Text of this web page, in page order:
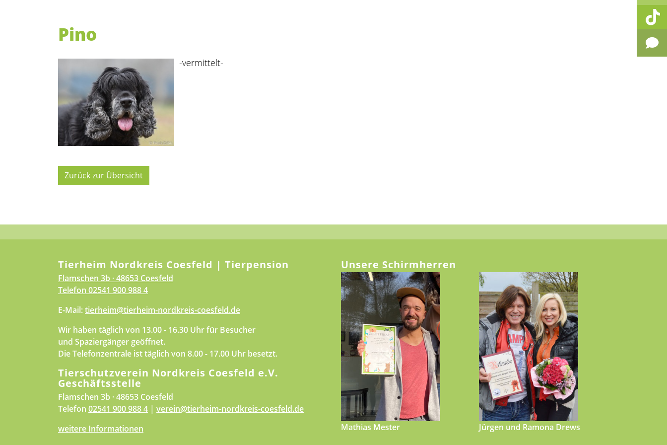
Pino
-vermittelt-
Zurück zur Übersicht
Tierheim Nordkreis Coesfeld | Tierpension
Flamschen 3b · 48653 Coesfeld
Telefon 02541 900 988 4
E-Mail:tierheim@tierheim-nordkreis-coesfeld.de
Wir haben täglich von 13.00 - 16.30 Uhr für Besucher
und Spaziergänger geöffnet.
Die Telefonzentrale ist täglich von 8.00 - 17.00 Uhr besetzt.
Tierschutzverein Nordkreis Coesfeld e.V.
Geschäftsstelle
Flamschen 3b · 48653 Coesfeld
Telefon 02541 900 988 4 | verein@tierheim-nordkreis-coesfeld.de
weitere Informationen
Unsere Schirmherren
Mathias Mester Jürgen und Ramona Drews